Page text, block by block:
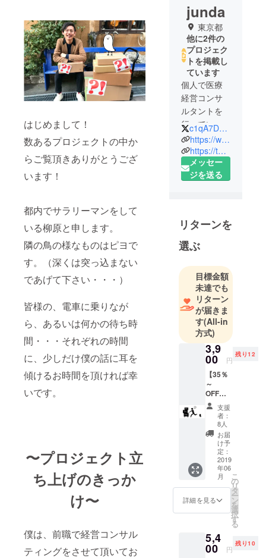
はじめまして！
数あるプロジェクトの中か
らご覧頂きありがとうござ
います！
都内でサラリーマンをして
いる柳原と申します。
隣の鳥の様なものはピヨで
す。（深くは突っ込まない
であげて下さい・・・）
皆様の、電車に乗りなが
ら、あるいは何かの待ち時
間・・・それぞれの時間
に、少しだけ僕の話に耳を
傾けるお時間を頂ければ幸
いです。
〜プロジェクト立
ち上げのきっか
け〜
僕は、前職で経営コンサル
ティングをさせて頂いてお
junda
東京都
他に2件の
プロジェク
トを掲載し
ています
個人で医療
経営コンサ
ルタントを
行っている
柳原です。
今まで経験
したマーケ
の知識活か
し新しい流
通の形を作
りたいと
思っており
ます。
目標は、
「会社でで
きない利益
にとらわれ
ないプロ
ジェクト」
少しでもご
興味ありま
したらご支
援・ご協力
の程よろし
くお願いい
たします。
c1qA7Dzpk7BFgY3
https://www.facebook.com/jnt.yanagihara
https://twitter.com/c1qA7Dzpk7BFgY3
メッセー
ジを送る
リターンを
選ぶ
目標金額
未達でも
リターン
が届きま
す(All-in
方式)
3,9
00 円
残り12
【35％
～
OFF】
商品金
額6,000
円～の
商品を
お送り
しま
す。 ※
商品発
送が複
数個、
複数カ
テゴ
リーお
ること
があり
ます。
支援
者：
8人
お届
け予
定：
2019
年06
月
詳細を見る
こ
の
リ
タ
ー
ン
を
選
択
す
る
5,4
00 円
残り10